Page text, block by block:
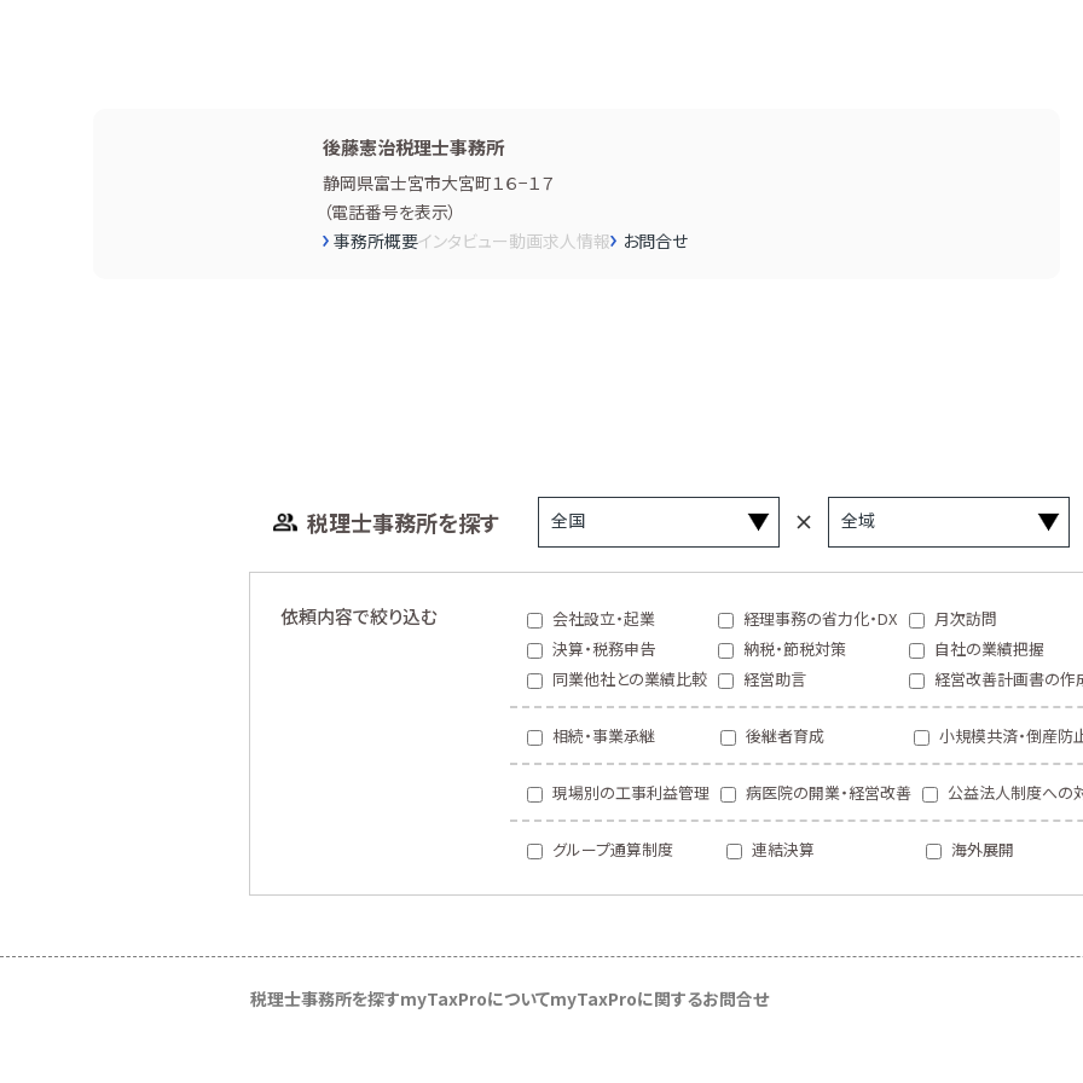
後藤憲治税理士事務所
静岡県富士宮市大宮町１６−１７
（電話番号を表示）
事務所概要インタビュー動画求人情報 お問合せ
税理士事務所を探す
依頼内容で絞り込む 会社設立・起業 経理事務の省力化・DX
月次訪問
決算・税務申告
納税・節税対策
自社の業績把握
同業他社との業績比較
経営助言 経営改善計画書の作
相続・事業承継 後継者育成 小規模共済・倒産防
現場別の工事利益管理 病医院の開業・経営改善 公益法人制度への
グループ通算制度 連結決算 海外展開
税理士事務所を探すmyTaxProについてmyTaxProに関するお問合せ